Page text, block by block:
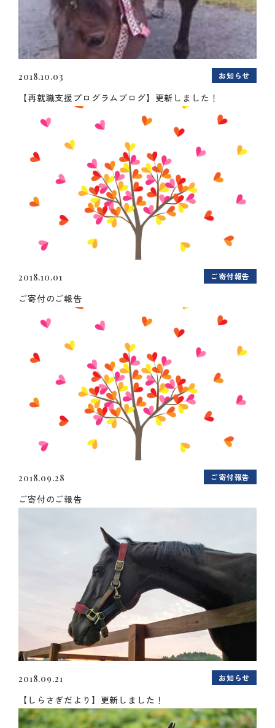
2018.10.03 お知らせ
【再就職支援プログラムブログ】更新しました！
2018.10.01 ご寄付報告
ご寄付のご報告
2018.09.28 ご寄付報告
ご寄付のご報告
2018.09.21 お知らせ
【しらさぎだより】更新しました！